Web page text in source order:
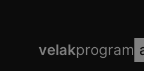
velakprogram